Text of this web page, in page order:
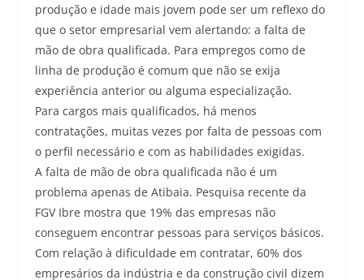
produção e idade mais jovem pode ser um reflexo do
que o setor empresarial vem alertando: a falta de
mão de obra qualificada. Para empregos como de
linha de produção é comum que não se exija
experiência anterior ou alguma especialização.
Para cargos mais qualificados, há menos
contratações, muitas vezes por falta de pessoas com
o perfil necessário e com as habilidades exigidas.
A falta de mão de obra qualificada não é um
problema apenas de Atibaia. Pesquisa recente da
FGV Ibre mostra que 19% das empresas não
conseguem encontrar pessoas para serviços básicos.
Com relação à dificuldade em contratar, 60% dos
empresários da indústria e da construção civil dizem